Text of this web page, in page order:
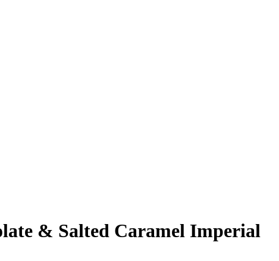
& Salted Caramel Imperial